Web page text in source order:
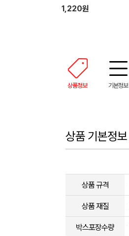
L)
1,220원
상품정보 기본정보
상품 기본정보
상품 규격
상품 재질
박스포장수량